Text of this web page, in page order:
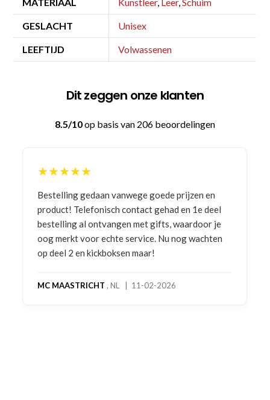
MATERIAAL Kunstleer, Leer,Schuim
GESLACHT Unisex
LEEFTIJD Volwassenen
Dit zeggen onze klanten
8.5/10op basis van 206 beoordelingen
★★★★★
Bestelling gedaan vanwege goede prijzen en
product! Telefonisch contact gehad en 1e deel
bestelling al ontvangen met gifts, waardoor je
oog merkt voor echte service. Nu nog wachten
op deel 2 en kickboksen maar!
MC MAASTRICHT , NL | 11-02-2026